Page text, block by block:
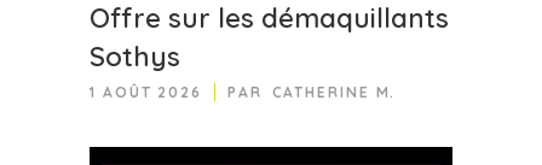
Offre sur les démaquillants
Sothys
1 AOÛT 2026 PAR CATHERINE M.